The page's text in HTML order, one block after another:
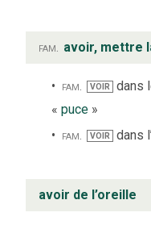
fam. avoir, mettre
fam. VOIR
dans
« puce »
fam.
VOIR dans
avoir de l’oreille